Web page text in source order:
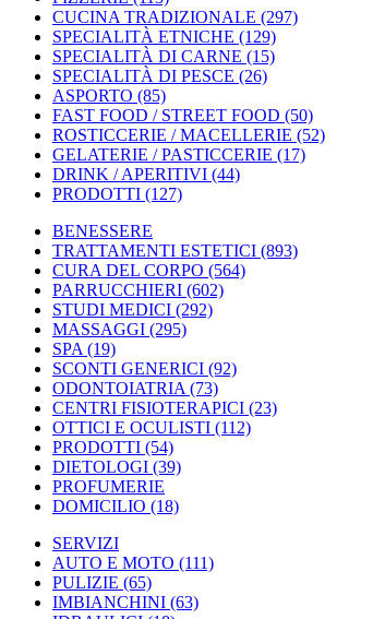
CUCINA TRADIZIONALE (297)
SPECIALITÀ ETNICHE (129)
SPECIALITÀ DI CARNE (15)
SPECIALITÀ DI PESCE (26)
ASPORTO (85)
FAST FOOD / STREET FOOD (50)
ROSTICCERIE / MACELLERIE (52)
GELATERIE / PASTICCERIE (17)
DRINK / APERITIVI (44)
PRODOTTI (127)
BENESSERE
TRATTAMENTI ESTETICI (893)
CURA DEL CORPO (564)
PARRUCCHIERI (602)
STUDI MEDICI (292)
MASSAGGI (295)
SPA (19)
SCONTI GENERICI (92)
ODONTOIATRIA (73)
CENTRI FISIOTERAPICI (23)
OTTICI E OCULISTI (112)
PRODOTTI (54)
DIETOLOGI (39)
PROFUMERIE
DOMICILIO (18)
SERVIZI
AUTO E MOTO (111)
PULIZIE (65)
IMBIANCHINI (63)